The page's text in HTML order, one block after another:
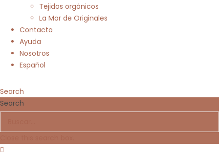
Tejidos orgánicos
La Mar de Originales
Contacto
Ayuda
Nosotros
Español
Search
Search